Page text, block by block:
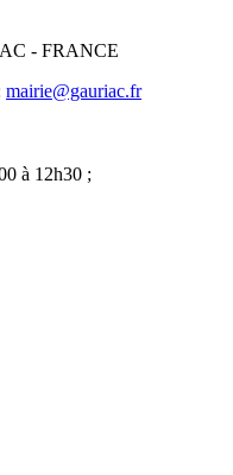
- FRANCE
mairie@gauriac.fr
à 12h30 ;